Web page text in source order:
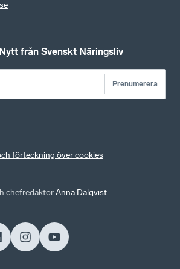
från Svenskt Näringsliv
Prenumerera
förteckning över cookies
chefredaktörAnna Dalqvist